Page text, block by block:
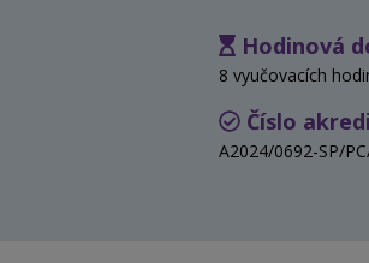
Hodinová
8 vyučovacích
Číslo
A2024/0692-SP/